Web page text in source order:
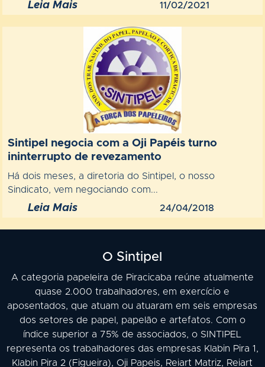
Leia Mais 11/02/2021
Sintipel negocia com a Oji Papéis turno
ininterrupto de revezamento
Há dois meses, a diretoria do Sintipel, o nosso
Sindicato, vem negociando com...
Leia Mais 24/04/2018
O Sintipel
A categoria papeleira de Piracicaba reúne atualmente
quase 2.000 trabalhadores, em exercício e
aposentados, que atuam ou atuaram em seis empresas
dos setores de papel, papelão e artefatos. Com o
índice superior a 75% de associados, o SINTIPEL
representa os trabalhadores das empresas Klabin Pira 1,
Klabin Pira 2 (Figueira), Oji Papeis, Reiart Matriz, Reiart